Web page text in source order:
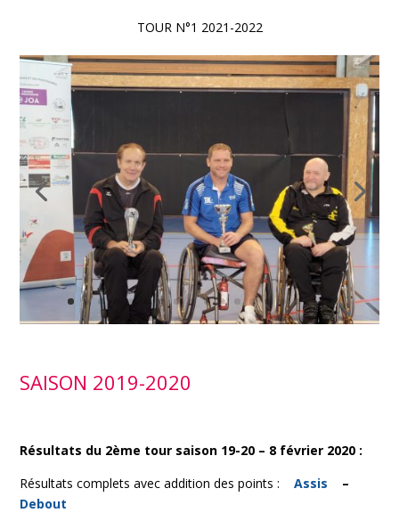
TOUR N°1 2021-2022
SAISON 2019-2020
Résultats du 2ème tour saison 19-20 – 8 février 2020 :
Résultats complets avec addition des points :
Assis –
Debout